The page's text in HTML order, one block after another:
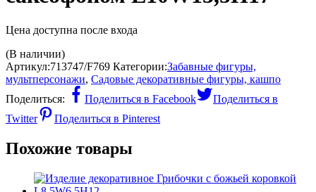
Цена доступна после входа
(В наличии)
Артикул:713747/F769 Категории:Забавные фигуры,
мультперсонажи, Садовые декоративные фигуры, кашпо
Поделиться:
Поделиться в Facebook
Поделиться в
Twitter
Поделиться в Pinterest
Похожие товары